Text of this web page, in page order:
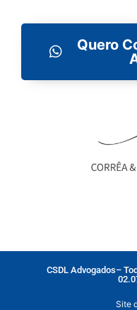
Quero
CSDL Advogados–
Site